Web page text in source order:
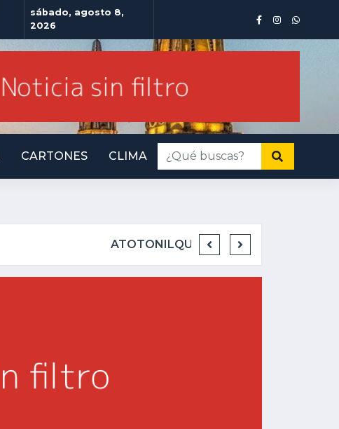
sábado, agosto 8,
2026
CARTONES CLIMA
INMINENTE